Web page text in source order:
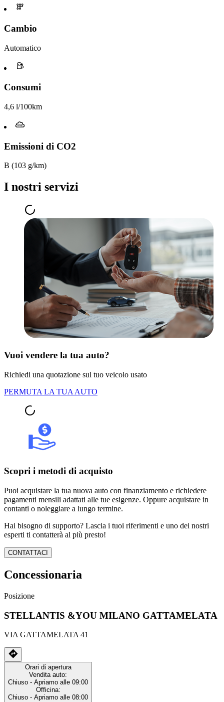
Cambio
Automatico
Consumi
4,6 l/100km
Emissioni di CO2
B (103 g/km)
I nostri servizi
Vuoi vendere la tua auto?
Richiedi una quotazione sul tuo veicolo usato
PERMUTA LA TUA AUTO
Scopri i metodi di acquisto
Puoi acquistare la tua nuova auto con finanziamento e richiedere
pagamenti mensili adattati alle tue esigenze. Oppure acquistare in
contanti o noleggiare a lungo termine.
Hai bisogno di supporto? Lascia i tuoi riferimenti e uno dei nostri
esperti ti contatterà al più presto!
CONTATTACI
Concessionaria
Posizione
STELLANTIS &YOU MILANO GATTAMELATA
VIA GATTAMELATA 41
Orari di apertura
Vendita auto:
Chiuso - Apriamo alle 09:00
Officina:
Chiuso - Apriamo alle 08:00